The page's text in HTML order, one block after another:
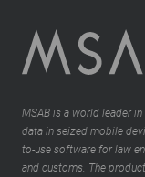
MSAB is a world leader
data in seized mobile
to-use software for law
and customs. The